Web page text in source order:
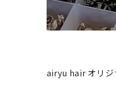
airyu hair オリ